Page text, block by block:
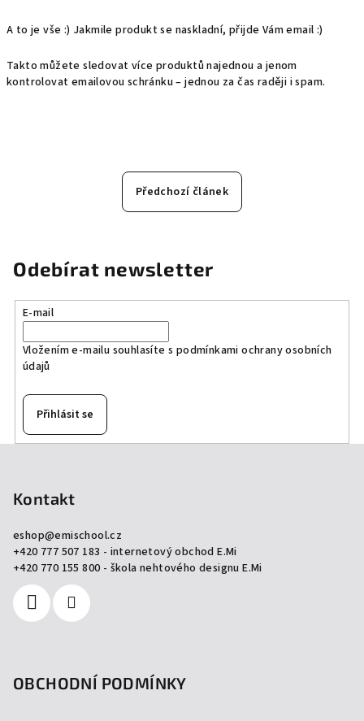
A to je vše :) Jakmile produkt se naskladní, přijde Vám email :)
Takto můžete sledovat více produktů najednou a jenom
kontrolovat emailovou schránku – jednou za čas raději i spam.
Předchozí článek
Odebírat newsletter
E-mail
Vložením e-mailu souhlasíte s podmínkami ochrany osobních
údajů
Přihlásit se
Kontakt
eshop@emischool.cz
+420 777 507 183 - internetový obchod E.Mi
+420 770 155 800 - škola nehtového designu E.Mi
OBCHODNÍ PODMÍNKY